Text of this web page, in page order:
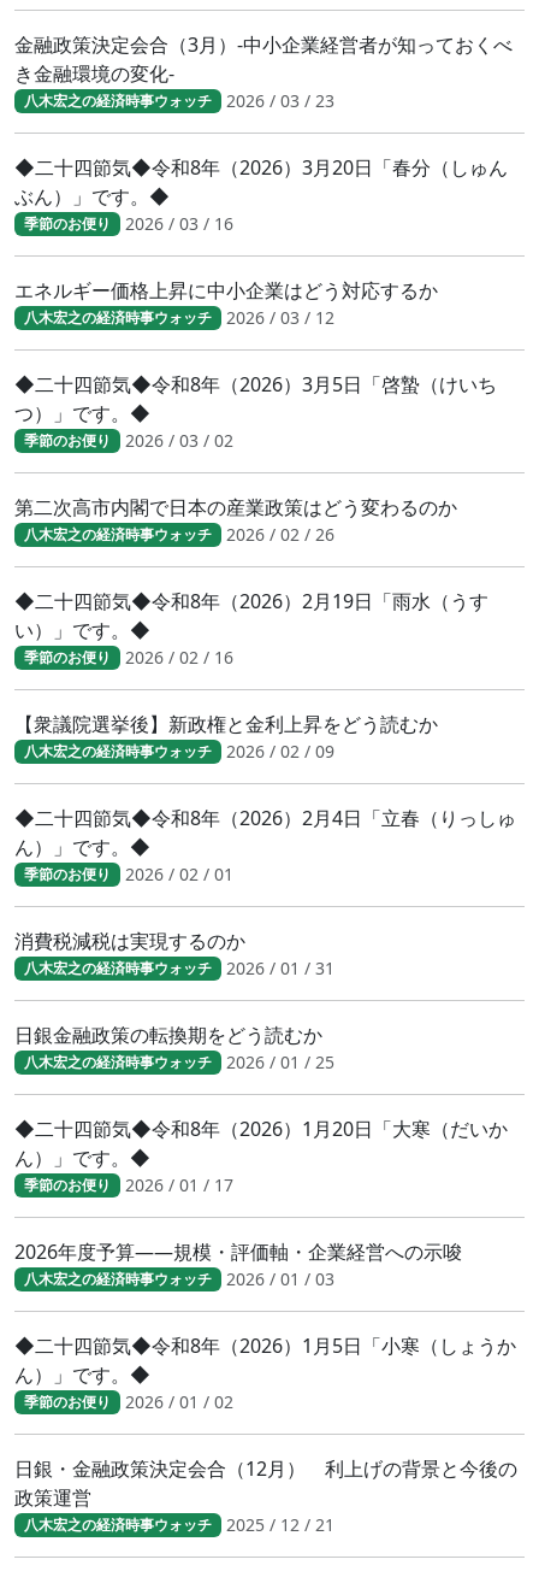
金融政策決定会合（3月）-中小企業経営者が知っておくべ
き金融環境の変化-
八木宏之の経済時事ウォッチ 2026 / 03 / 23
◆二十四節気◆令和8年（2026）3月20日「春分（しゅん
ぶん）」です。◆
季節のお便り 2026 / 03 / 16
エネルギー価格上昇に中小企業はどう対応するか
八木宏之の経済時事ウォッチ 2026 / 03 / 12
◆二十四節気◆令和8年（2026）3月5日「啓蟄（けいち
つ）」です。◆
季節のお便り 2026 / 03 / 02
第二次高市内閣で日本の産業政策はどう変わるのか
八木宏之の経済時事ウォッチ 2026 / 02 / 26
◆二十四節気◆令和8年（2026）2月19日「雨水（うす
い）」です。◆
季節のお便り 2026 / 02 / 16
【衆議院選挙後】新政権と金利上昇をどう読むか
八木宏之の経済時事ウォッチ 2026 / 02 / 09
◆二十四節気◆令和8年（2026）2月4日「立春（りっしゅ
ん）」です。◆
季節のお便り 2026 / 02 / 01
消費税減税は実現するのか
八木宏之の経済時事ウォッチ 2026 / 01 / 31
日銀金融政策の転換期をどう読むか
八木宏之の経済時事ウォッチ 2026 / 01 / 25
◆二十四節気◆令和8年（2026）1月20日「大寒（だいか
ん）」です。◆
季節のお便り 2026 / 01 / 17
2026年度予算――規模・評価軸・企業経営への示唆
八木宏之の経済時事ウォッチ 2026 / 01 / 03
◆二十四節気◆令和8年（2026）1月5日「小寒（しょうか
ん）」です。◆
季節のお便り 2026 / 01 / 02
日銀・金融政策決定会合（12月） 利上げの背景と今後の
政策運営
八木宏之の経済時事ウォッチ 2025 / 12 / 21